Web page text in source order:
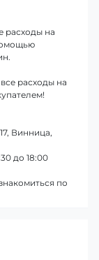
расходы на
расходы на
Винница,
до 18:00
по